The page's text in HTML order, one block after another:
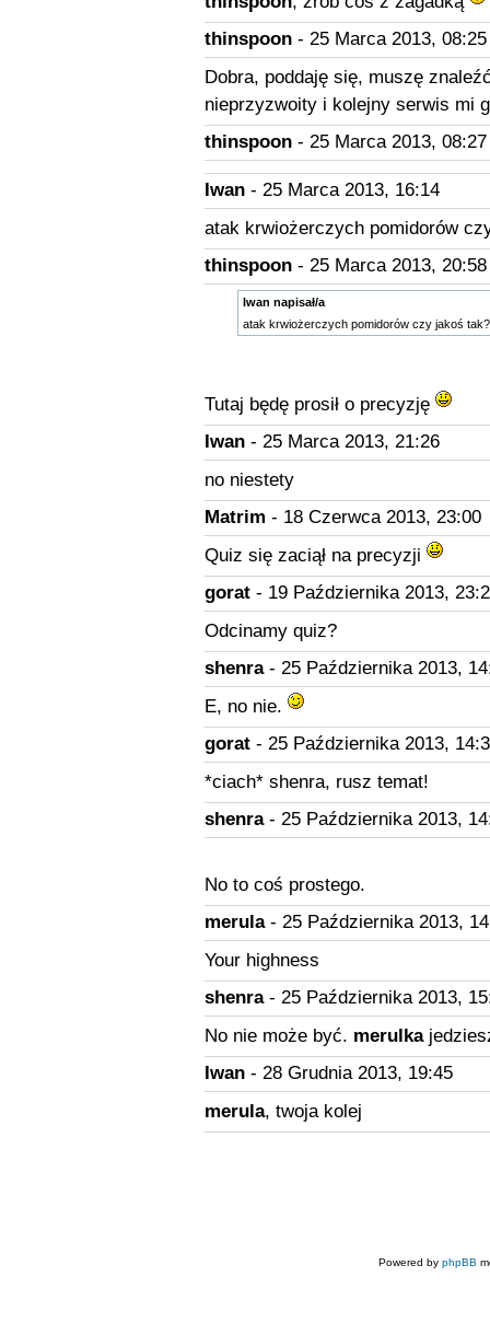
thinspoon- 25 Marca 2013, 08:25
Dobra, poddaję się, muszę
nieprzyzwoity i kolejny serwis mi
thinspoon- 25 Marca 2013, 08:27
Iwan- 25 Marca 2013, 16:14
atak krwiożerczych pomidorów
thinspoon- 25 Marca 2013, 20:58
Iwan napisał/a
atak krwiożerczych pomidorów czy jakoś tak?
Tutaj będę prosił o precyzję
Iwan- 25 Marca 2013, 21:26
no niestety
Matrim - 18 Czerwca 2013, 23:00
Quiz się zaciął na precyzji
gorat- 19 Października 2013,
Odcinamy quiz?
shenra- 25 Października 2013,
E, no nie.
gorat- 25 Października 2013,
*ciach* shenra, rusz temat!
shenra- 25 Października 2013,
No to coś prostego.
merula- 25 Października 2013,
Your highness
shenra- 25 Października 2013,
No nie może być. merulka
Iwan- 28 Grudnia 2013, 19:45
merula, twoja kolej
Powered by phpBB